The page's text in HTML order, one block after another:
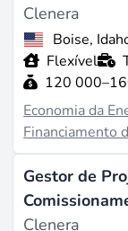
Clenera
Boise,
Flexível
120
Economia da
Financiamento
Gestor de
Clenera